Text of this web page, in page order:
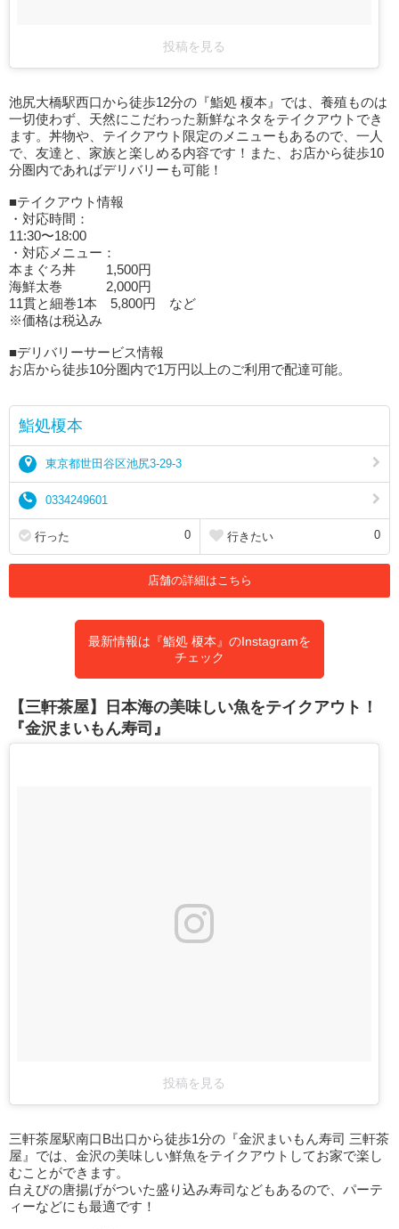
投稿を見る
池尻大橋駅西口から徒歩12分の『鮨処 榎本』では、養殖ものは
一切使わず、天然にこだわった新鮮なネタをテイクアウトでき
ます。丼物や、テイクアウト限定のメニューもあるので、一人
で、友達と、家族と楽しめる内容です！また、お店から徒歩10
分圏内であればデリバリーも可能！
■テイクアウト情報
・対応時間：
11:30〜18:00
・対応メニュー：
本まぐろ丼 1,500円
海鮮太巻 2,000円
11貫と細巻1本 5,800円 など
※価格は税込み
■デリバリーサービス情報
お店から徒歩10分圏内で1万円以上のご利用で配達可能。
鮨処榎本
東京都世田谷区池尻3-29-3
0334249601
行った 0 行きたい 0
店舗の詳細はこちら
最新情報は『鮨処 榎本』のInstagramを
チェック
【三軒茶屋】日本海の美味しい魚をテイクアウト！
『金沢まいもん寿司』
投稿を見る
三軒茶屋駅南口B出口から徒歩1分の『金沢まいもん寿司 三軒茶
屋』では、金沢の美味しい鮮魚をテイクアウトしてお家で楽し
むことができます。
白えびの唐揚げがついた盛り込み寿司などもあるので、パーテ
ィーなどにも最適です！